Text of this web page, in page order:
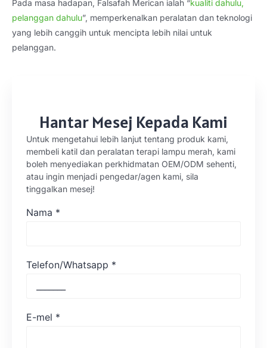
Pada masa hadapan, Falsafah Merican ialah “kualiti dahulu,
pelanggan dahulu”, memperkenalkan peralatan dan teknologi
yang lebih canggih untuk mencipta lebih nilai untuk
pelanggan.
Hantar Mesej Kepada Kami
Untuk mengetahui lebih lanjut tentang produk kami,
membeli katil dan peralatan terapi lampu merah, kami
boleh menyediakan perkhidmatan OEM/ODM sehenti,
atau ingin menjadi pengedar/agen kami, sila
tinggalkan mesej!
Nama *
Telefon/Whatsapp *
E-mel *